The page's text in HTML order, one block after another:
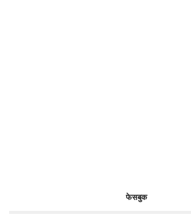
फेसबुक